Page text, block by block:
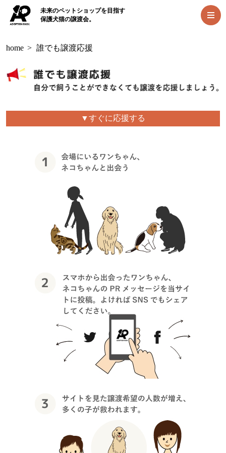
未来のペットショップを目指す
保護犬猫の譲渡会。
home > 誰でも譲渡応援
▼すぐに応援する